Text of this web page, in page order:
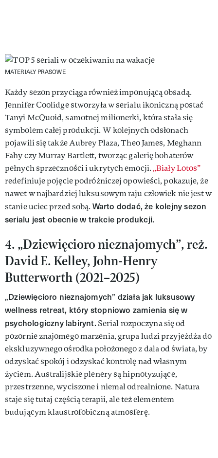
MATERIAŁY PRASOWE
Każdy sezon przyciąga również imponującą obsadą.
Jennifer Coolidge stworzyła w serialu ikoniczną postać
Tanyi McQuoid, samotnej milionerki, która stała się
symbolem całej produkcji. W kolejnych odsłonach
pojawili się także Aubrey Plaza, Theo James, Meghann
Fahy czy Murray Bartlett, tworząc galerię bohaterów
pełnych sprzeczności i ukrytych emocji. „Biały Lotos”
redefiniuje pojęcie podróżniczej opowieści, pokazuje, że
nawet w najbardziej luksusowym raju człowiek nie jest w
stanie uciec przed sobą. Warto dodać, że kolejny sezon
serialu jest obecnie w trakcie produkcji.
4. „Dziewięcioro nieznajomych”, reż.
David E. Kelley, John-Henry
Butterworth (2021–2025)
„Dziewięcioro nieznajomych” działa jak luksusowy
wellness retreat, który stopniowo zamienia się w
psychologiczny labirynt. Serial rozpoczyna się od
pozornie znajomego marzenia, grupa ludzi przyjeżdża do
ekskluzywnego ośrodka położonego z dala od świata, by
odzyskać spokój i odzyskać kontrolę nad własnym
życiem. Australijskie plenery są hipnotyzujące,
przestrzenne, wyciszone i niemal odrealnione. Natura
staje się tutaj częścią terapii, ale też elementem
budującym klaustrofobiczną atmosferę.